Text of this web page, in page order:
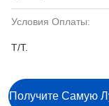
Условия Оплаты:
T/T.